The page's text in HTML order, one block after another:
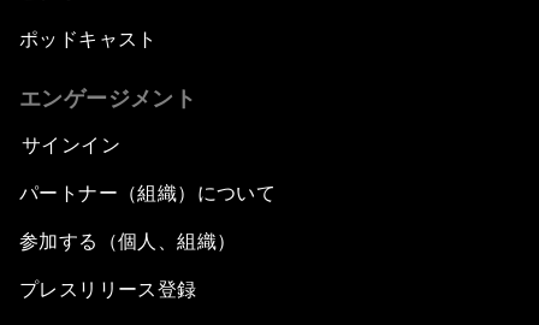
ポッドキャスト
エンゲージメント
サインイン
パートナー（組織）について
参加する（個人、組織）
プレスリリース登録